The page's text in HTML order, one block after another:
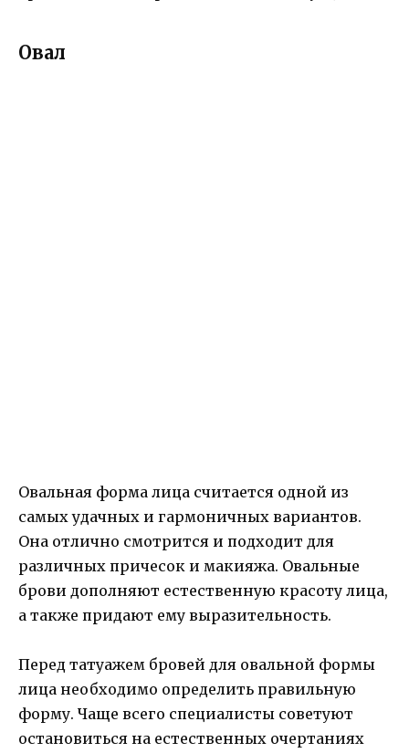
Овал
Овальная форма лица считается одной из
самых удачных и гармоничных вариантов.
Она отлично смотрится и подходит для
различных причесок и макияжа. Овальные
брови дополняют естественную красоту лица,
а также придают ему выразительность.
Перед татуажем бровей для овальной формы
лица необходимо определить правильную
форму. Чаще всего специалисты советуют
остановиться на естественных очертаниях